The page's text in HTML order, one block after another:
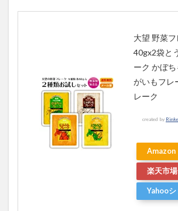
大望 野菜
40gx2袋と
ーク かぼ
がいもフレ
レーク
created by
Amazon
楽天市場
Yahoo